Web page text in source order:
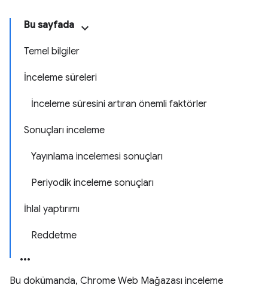
Bu sayfada
Temel bilgiler
İnceleme süreleri
İnceleme süresini artıran önemli faktörler
Sonuçları inceleme
Yayınlama incelemesi sonuçları
Periyodik inceleme sonuçları
İhlal yaptırımı
Reddetme
Bu dokümanda, Chrome Web Mağazası inceleme